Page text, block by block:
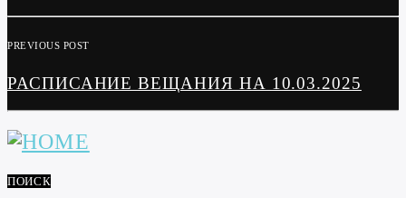
PREVIOUS POST
РАСПИСАНИЕ ВЕЩАНИЯ НА 10.03.2025
ПОИСК